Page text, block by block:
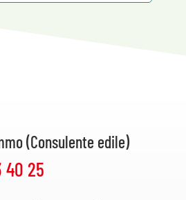
(Consulente edile)
40 25